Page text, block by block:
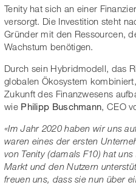
Tenity hat sich an einer
versorgt. Die Investition steht
Gründer mit den Ressourcen,
Wachstum benötigen.
Durch sein Hybridmodell, das
globalen Ökosystem
Zukunft des Finanzwesens
wie Philipp Buschmann, CEO
«Im Jahr 2020 haben wir uns
waren eines der ersten
von Tenity (damals F10) hat
Markt und den Nutzern
freuen uns, dass sie nun über